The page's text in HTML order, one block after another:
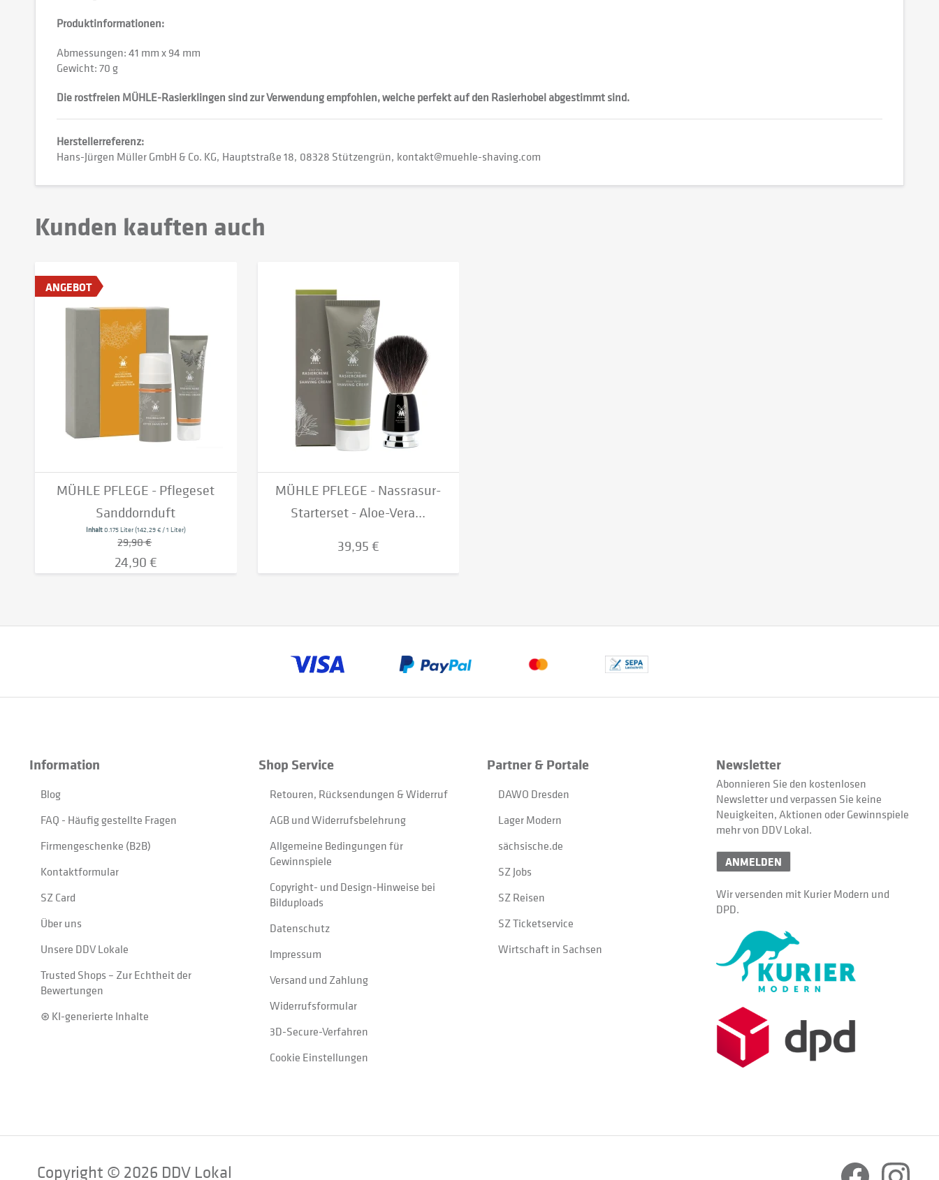
Produktinformationen:
Abmessungen: 41 mm x 94 mm
Gewicht: 70 g
Die rostfreien MÜHLE-Rasierklingen sind zur Verwendung empfohlen, welche perfekt auf den Rasierhobel abgestimmt sind.
Herstellerreferenz:
Hans-Jürgen Müller GmbH & Co. KG Hauptstraße 18 08328 Stützengrün kontakt@muehle-shaving.com
Kunden kauften auch
ANGEBOT
MÜHLE PFLEGE - Pflegeset
Sanddornduft
Inhalt0.175 Liter(142,29 € / 1 Liter)
29,90 €
24,90 €
MÜHLE PFLEGE - Nassrasur-
Starterset - Aloe-Vera...
39,95 €
Information
Blog
FAQ - Häufig gestellte Fragen
Firmengeschenke (B2B)
Kontaktformular
SZ Card
Über uns
Unsere DDV Lokale
Trusted Shops – Zur Echtheit der
Bewertungen
⊛ KI-generierte Inhalte
Shop Service
Retouren, Rücksendungen & Widerruf
AGB und Widerrufsbelehrung
Allgemeine Bedingungen für
Gewinnspiele
Copyright- und Design-Hinweise bei
Bilduploads
Datenschutz
Impressum
Versand und Zahlung
Widerrufsformular
3D-Secure-Verfahren
Cookie Einstellungen
Partner & Portale
DAWO Dresden
Lager Modern
sächsische.de
SZ Jobs
SZ Reisen
SZ Ticketservice
Wirtschaft in Sachsen
Newsletter
Abonnieren Sie den kostenlosen
Newsletter und verpassen Sie keine
Neuigkeiten, Aktionen oder Gewinnspiele
mehr von DDV Lokal.
ANMELDEN
Wir versenden mit Kurier Modern und
DPD.
Copyright © 2026 DDV Lokal